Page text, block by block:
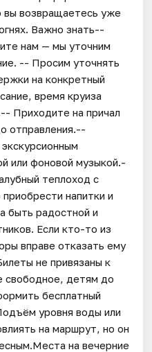
вы возвращаетесь уже
Важно знать--
нам — мы уточним
-- Просим уточнять
на конкретный
время круиза
Приходите на причал
отправления.--
или фоновой музыкой.-
теплоход с
напитки и
быть радостной и
Если кто-то из
вправе отказать ему
не привязаны к
свободное, детям до
бесплатный
уровня воды или
на маршрут, но он
на вечерние